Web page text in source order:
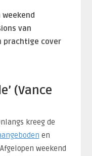
weekend
van
prachtige cover
(Vance
kreeg de
en
weekend